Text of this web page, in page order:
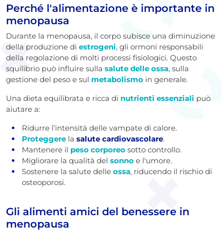
Perché l'alimentazione è importante in
menopausa
Durante la menopausa, il corpo subisce una diminuzione
della produzione di estrogeni, gli ormoni responsabili
della regolazione di molti processi fisiologici. Questo
squilibrio può influire sulla salute delle ossa, sulla
gestione del peso e sul metabolismo in generale.
Una dieta equilibrata e ricca di nutrienti essenziali può
aiutare a:
Ridurre l’intensità delle vampate di calore.
Proteggere la salute cardiovascolare.
Mantenere il peso corporeo sotto controllo.
Migliorare la qualità del sonno e l'umore.
Sostenere la salute delle ossa, riducendo il rischio di
osteoporosi.
Gli alimenti amici del benessere in
menopausa